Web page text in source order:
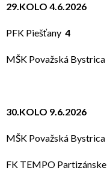
29.KOLO 4.6.2026
PFK Piešťany 4
MŠK Považská Bystrica
30.KOLO 9.6.2026
MŠK Považská Bystrica
FK TEMPO Partizánske